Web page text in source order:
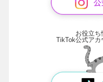
お役立ち
TikTok公式アカ